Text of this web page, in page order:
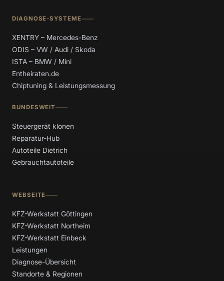
DIAGNOSE-SYSTEME
XENTRY – Mercedes-Benz
ODIS – VW / Audi / Skoda
ISTA – BMW / Mini
Entheiraten.de
Chiptuning & Leistungsmessung
BUNDESWEIT
Steuergerät klonen
Reparatur-Hub
Autoteile Dietrich
Gebrauchtautoteile
WEBSEITE
KFZ-Werkstatt Göttingen
KFZ-Werkstatt Northeim
KFZ-Werkstatt Einbeck
Leistungen
Diagnose-Übersicht
Standorte & Regionen